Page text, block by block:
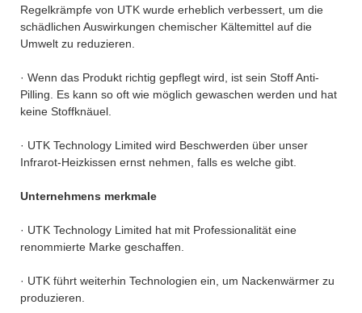
Regelkrämpfe von UTK wurde erheblich verbessert, um die
schädlichen Auswirkungen chemischer Kältemittel auf die
Umwelt zu reduzieren.
· Wenn das Produkt richtig gepflegt wird, ist sein Stoff Anti-
Pilling. Es kann so oft wie möglich gewaschen werden und hat
keine Stoffknäuel.
· UTK Technology Limited wird Beschwerden über unser
Infrarot-Heizkissen ernst nehmen, falls es welche gibt.
Unternehmens merkmale
· UTK Technology Limited hat mit Professionalität eine
renommierte Marke geschaffen.
· UTK führt weiterhin Technologien ein, um Nackenwärmer zu
produzieren.